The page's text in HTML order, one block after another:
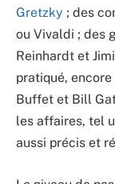
Gretzky ; des
ou Vivaldi ; des
Reinhardt et
pratiqué,
Buffet et Bill
les affaires, tel
aussi précis et